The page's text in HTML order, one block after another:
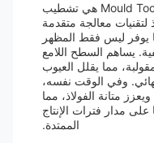
إحدى الميزات البارزة لـ Mould Tool Steel هي تشطيب
معالجة متقدمة
ليس فقط المظهر
السطح اللامع
مما يقلل العيوب
وفي الوقت نفسه،
الفولاذ، مما
فترات الإنتاج
الممتدة.